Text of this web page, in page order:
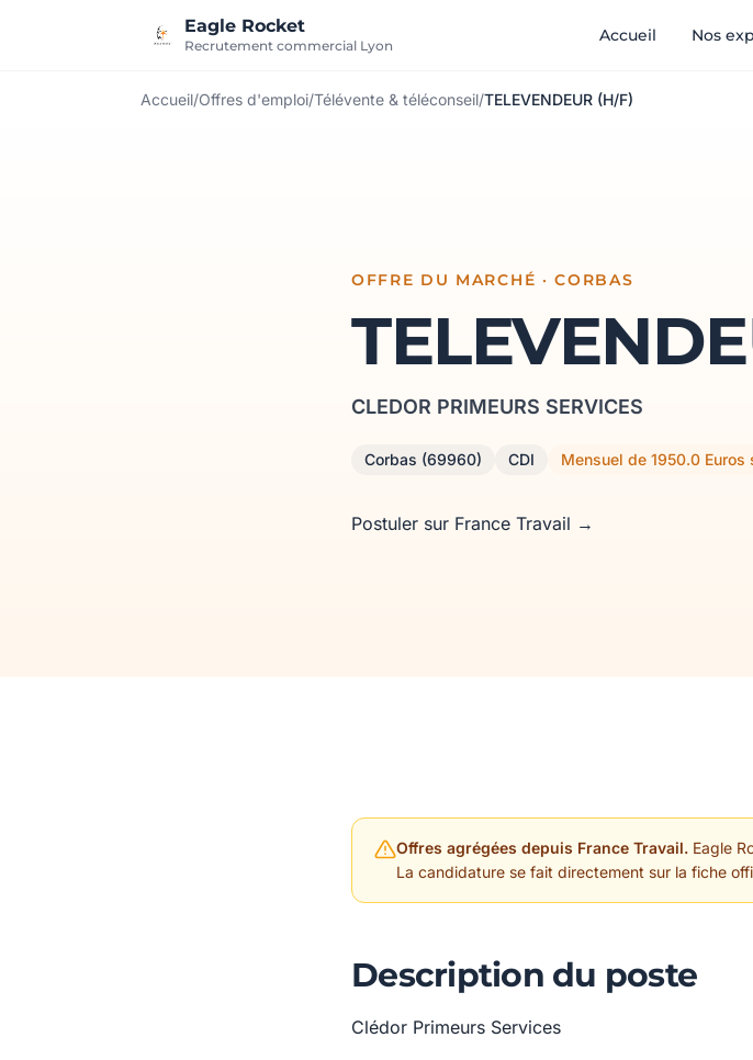
Eagle Rocket
Recrutement commercial Lyon
Accueil Nos
Accueil/Offres d'emploi/Télévente & téléconseil/TELEVENDEUR (H/F)
OFFRE DU MARCHÉ · CORBAS
CLEDOR PRIMEURS SERVICES
Corbas (69960) CDI Mensuel de 1950.0 Euros
Postuler sur France Travail →
Offres agrégées depuis France Travail. Eagle
La candidature se fait directement sur la fiche
Description du poste
Clédor Primeurs Services